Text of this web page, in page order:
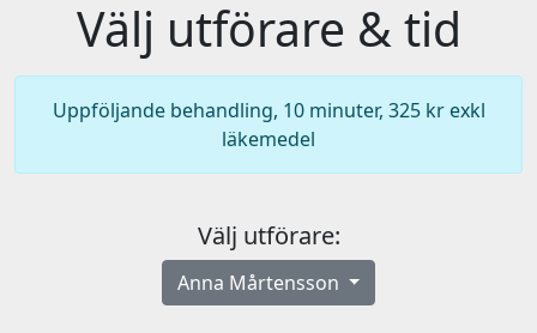
Välj utförare & tid
Uppföljande behandling, 10 minuter, 325 kr exkl
läkemedel
Välj utförare:
Anna Mårtensson